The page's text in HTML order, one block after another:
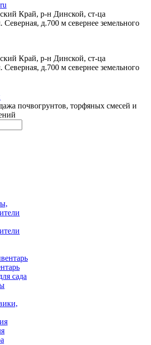
Край, р-н Динской, ст-ца
Северная, д.700 м севернее земельного
Край, р-н Динской, ст-ца
Северная, д.700 м севернее земельного
почвогрунтов, торфяных смесей и
сада